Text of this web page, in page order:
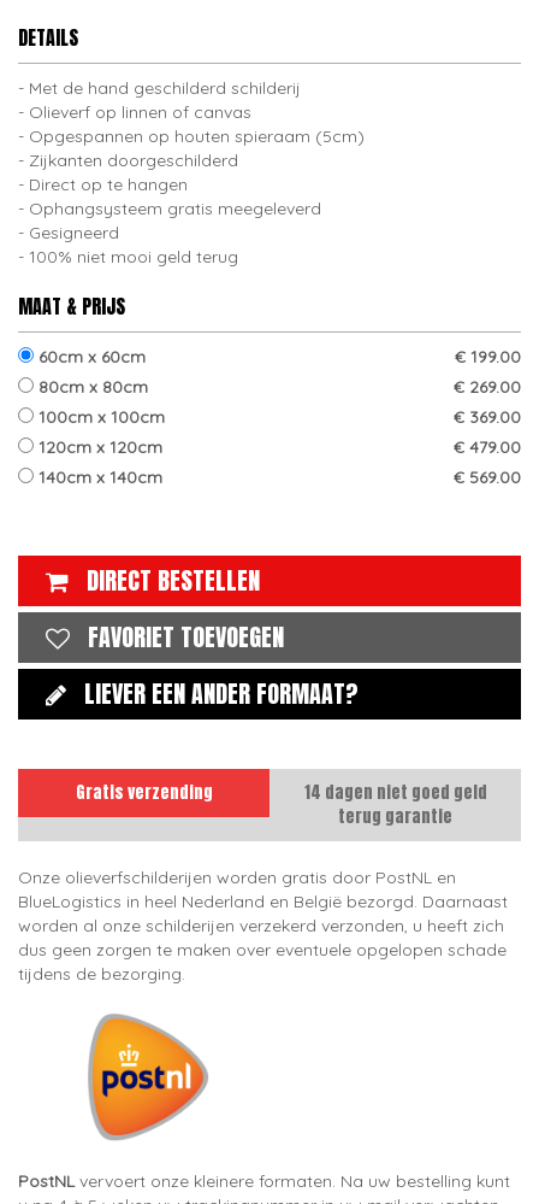
DETAILS
Met de hand geschilderd schilderij
Olieverf op linnen of canvas
Opgespannen op houten spieraam (5cm)
Zijkanten doorgeschilderd
Direct op te hangen
Ophangsysteem gratis meegeleverd
Gesigneerd
100% niet mooi geld terug
MAAT & PRIJS
60cm x 60cm
€ 199.00
80cm x 80cm
€ 269.00
100cm x 100cm
€ 369.00
120cm x 120cm
€ 479.00
140cm x 140cm
€ 569.00
DIRECT BESTELLEN
FAVORIET TOEVOEGEN
LIEVER EEN ANDER FORMAAT?
Gratis verzending
14 dagen niet goed geld
terug garantie
Onze olieverfschilderijen worden gratis door PostNL en
BlueLogistics in heel Nederland en België bezorgd. Daarnaast
worden al onze schilderijen verzekerd verzonden, u heeft zich
dus geen zorgen te maken over eventuele opgelopen schade
tijdens de bezorging.
PostNLvervoert onze kleinere formaten. Na uw bestelling kunt